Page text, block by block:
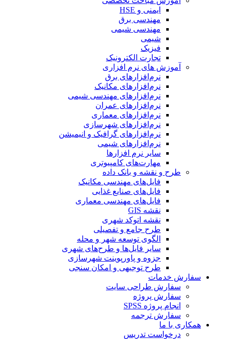
ایمنی و HSE
مهندسی برق
مهندسی شیمی
شیمی
فیزیک
تجارت الکترونیک
آموزش های نرم افزاری
نرم‌افزارهای برق
نرم‌افزارهای مکانیک
نرم‌افزارهای مهندسی شیمی
نرم‌افزارهای عمران
نرم‌افزارهای معماری
نرم‌افزارهای شهرسازی
نرم‌افزارهای گرافیک و انیمیشن
نرم‌افزارهای شیمی
سایر نرم افزارها
مهارت‌های کامپیوتری
طرح و نقشه و بانک داده
فایل‌های مهندسی مکانیک
فایل‌های صنایع غذایی
فایل‌های مهندسی معماری
نقشه GIS
نقشه اتوکد شهری
طرح جامع و تفصیلی
الگوی توسعه شهر و محله
سایر فایل‌ها و طرح‌های شهری
جزوه و پاورپوینت شهرسازی
طرح توجیهی و امکان سنجی
سفارش خدمات
سفارش طراحی سایت
سفارش پروژه
انجام پروژه SPSS
سفارش ترجمه
همکاری با ما
درخواست تدریس